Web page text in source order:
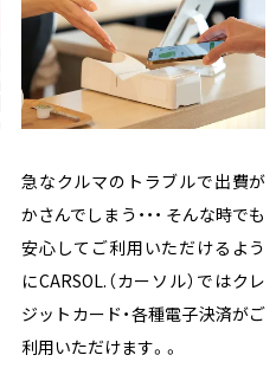
急なクルマのトラブルで出費が
かさんでしまう・・・ そんな時でも
安心してご利用いただけるよう
にCARSOL.（カーソル）ではクレ
ジットカード・各種電子決済がご
利用いただけます。。